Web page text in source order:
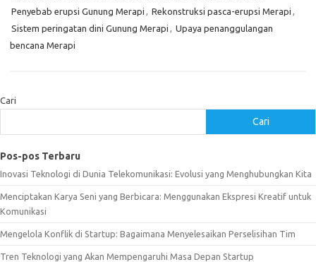
Penyebab erupsi Gunung Merapi , Rekonstruksi pasca-erupsi Merapi ,
Sistem peringatan dini Gunung Merapi , Upaya penanggulangan
bencana Merapi
Cari
Cari
Pos-pos Terbaru
Inovasi Teknologi di Dunia Telekomunikasi: Evolusi yang Menghubungkan Kita
Menciptakan Karya Seni yang Berbicara: Menggunakan Ekspresi Kreatif untuk
Komunikasi
Mengelola Konflik di Startup: Bagaimana Menyelesaikan Perselisihan Tim
Tren Teknologi yang Akan Mempengaruhi Masa Depan Startup